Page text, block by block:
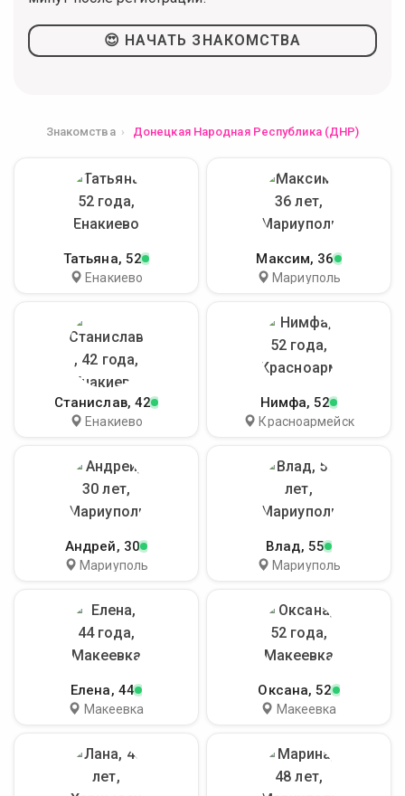
😍 НАЧАТЬ ЗНАКОМСТВА
Знакомства Донецкая Народная Республика (ДНР)
Татьяна, 52
Енакиево
Максим, 36
Мариуполь
Станислав, 42
Енакиево
Нимфа, 52
Красноармейск
Андрей, 30
Мариуполь
Влад, 55
Мариуполь
Елена, 44
Макеевка
Оксана, 52
Макеевка